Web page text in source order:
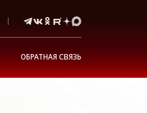
ОБРАТНАЯ СВЯЗЬ